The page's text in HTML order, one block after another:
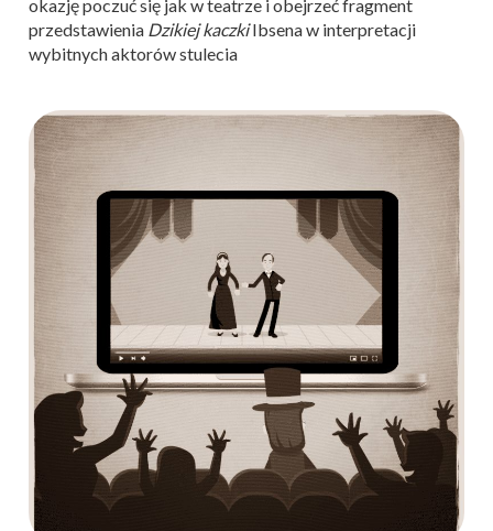
okazję poczuć się jak w teatrze i obejrzeć fragment
przedstawienia Dzikiej kaczkiIbsena w interpretacji
wybitnych aktorów stulecia